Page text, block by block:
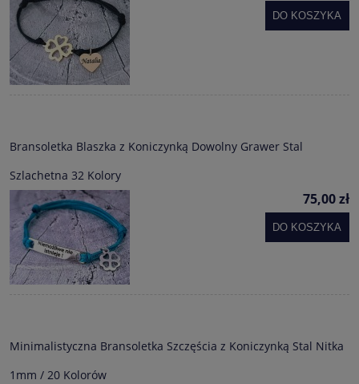
DO KOSZYKA
Bransoletka Blaszka z Koniczynką Dowolny Grawer Stal
Szlachetna 32 Kolory
75,00 zł
DO KOSZYKA
Minimalistyczna Bransoletka Szczęścia z Koniczynką Stal Nitka
1mm / 20 Kolorów